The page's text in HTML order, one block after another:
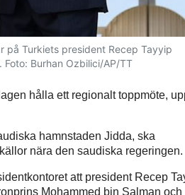
på Turkiets president Recep Tayyip
Foto: Burhan Ozbilici/AP/TT
hålla ett regionalt toppmöte,
hamnstaden Jidda, ska
nära den saudiska regeringen.
att president Recep
Mohammed bin Salman och